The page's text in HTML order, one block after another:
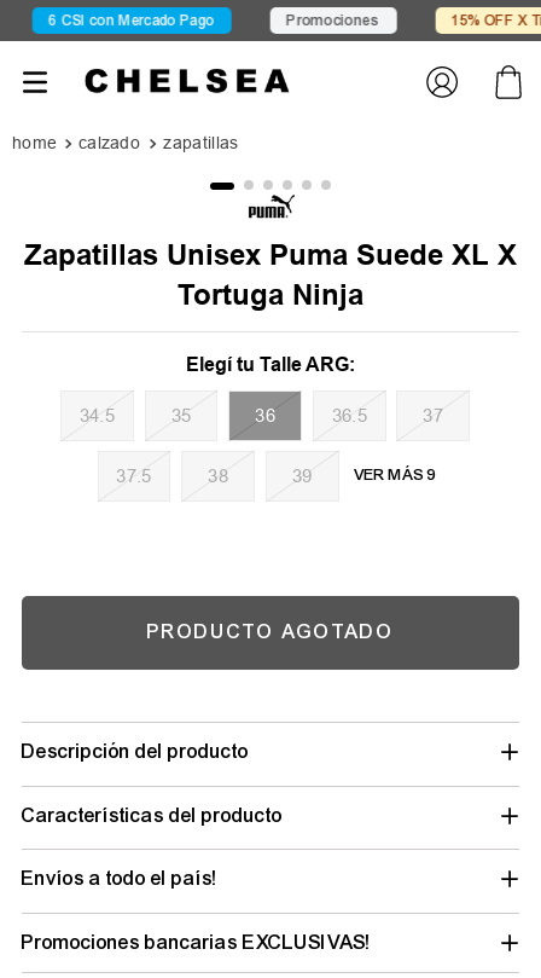
6 CSI con Mercado Pago Promociones 15% OFF X
calzado zapatillas
Zapatillas Unisex Puma Suede XL X
Tortuga Ninja
34.5 35 36 36.5 37
37.5 38 39 VER MÁS 9
PRODUCTO AGOTADO
Descripción del producto
Características del producto
Envíos a todo el país!
Promociones bancarias EXCLUSIVAS!